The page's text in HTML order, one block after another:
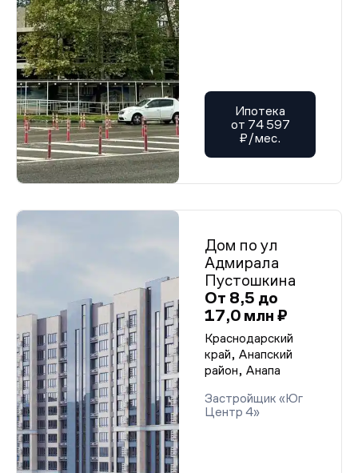
Ипотека
от 74 597
₽/мес.
Дом по ул
Адмирала
Пустошкина
От 8,5 до
17,0 млн ₽
Краснодарский
край, Анапский
район, Анапа
Застройщик «Юг
Центр 4»